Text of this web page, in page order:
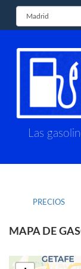
Las
PRECIOS
MAPA DE